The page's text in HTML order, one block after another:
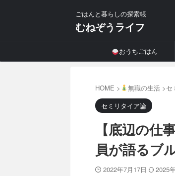
ごはんと暮らしの探索帳
むねぞうライフ
おうちごはん
HOME > 無職の生活 >セ
セミリタイア論
【底辺の仕
員が語るブ
2022年7月17日 2025